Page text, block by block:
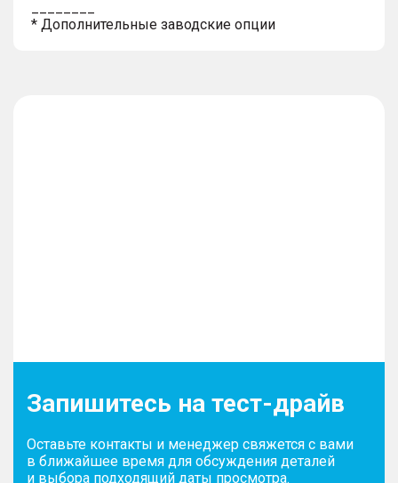
* Дополнительные заводские опции
Запишитесь на тест-драйв
Оставьте контакты и менеджер свяжется с вами
в ближайшее время для обсуждения деталей
и выбора подходящий даты просмотра.